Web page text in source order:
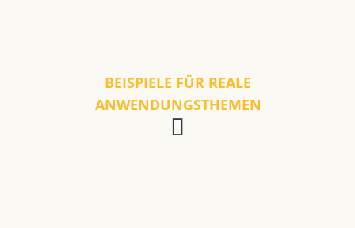
BEISPIELE FÜR REALE
ANWENDUNGSTHEMEN